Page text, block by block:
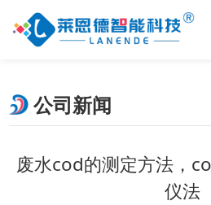
公司新闻
废水cod的测定方法，
仪法